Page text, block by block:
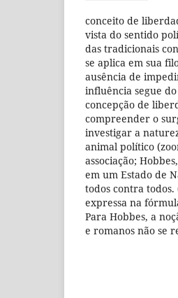
conceito de
vista do sentido
das tradicionais
se aplica em sua
ausência de
influência segue
concepção de
compreender o
investigar a
animal político
associação;
em um Estado de
todos contra todos.
expressa na
Para Hobbes, a
e romanos não se